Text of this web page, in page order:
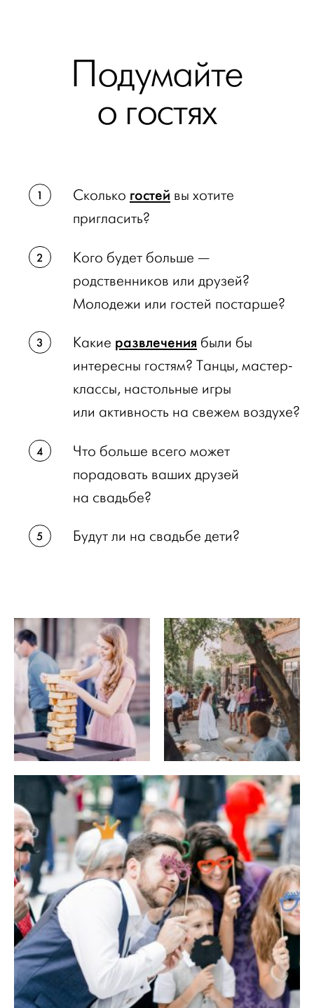
Подумайте
о гостях
Сколько гостей вы хотите
пригласить?
Кого будет больше —
родственников или друзей?
Молодежи или гостей постарше?
Какие развлечения были бы
интересны гостям? Танцы, мастер-
классы, настольные игры
или активность на свежем воздухе?
Что больше всего может
порадовать ваших друзей
на свадьбе?
Будут ли на свадьбе дети?